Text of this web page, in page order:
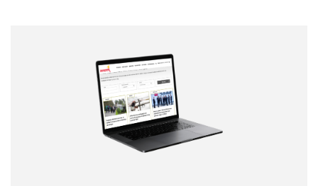
Correo electrónico
Tipo de comentario